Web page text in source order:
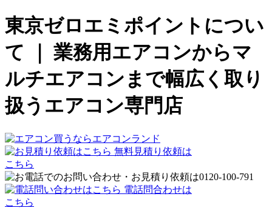
東京ゼロエミポイントについ
て ｜ 業務用エアコンからマ
ルチエアコンまで幅広く取り
扱うエアコン専門店
無料見積り依頼は
こちら
電話問合わせは
こちら